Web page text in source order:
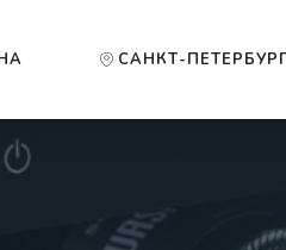
САНКТ-ПЕТЕРБУРГ